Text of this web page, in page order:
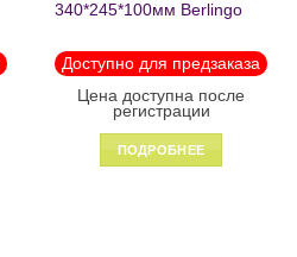
340*245*100мм Berlingo
пластик на молнии 1215
Доступно для предзаказа
Цена доступна после
регистрации
ПОДРОБНЕЕ